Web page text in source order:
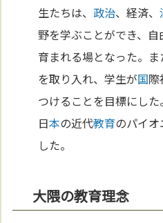
生たちは、 政治、経済、
野を学ぶことができ、自
育まれる場となった。
を取り入れ、学生が国
つけることを目標にし
日本の近代教育のパイ
した。
大隈の教育理念